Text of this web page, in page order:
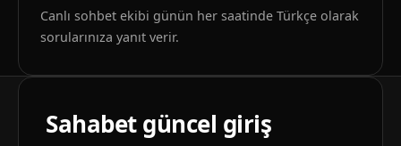
Canlı sohbet ekibi günün her saatinde Türkçe olarak
sorularınıza yanıt verir.
Sahabet güncel giriş